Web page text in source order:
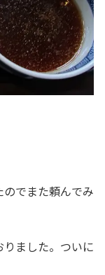
でまた頼んでみ
ました。ついに